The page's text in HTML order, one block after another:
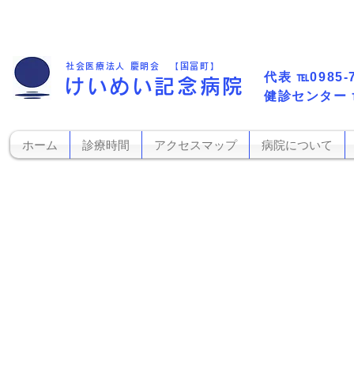
​健診センター
社会医療法人 慶明会 【国富町】
けいめい記念病院 代表​ ℡0985-
ホーム 診療時間 アクセスマップ 病院について